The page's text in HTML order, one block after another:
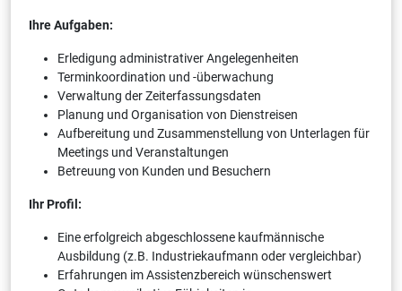
Ihre Aufgaben:
Erledigung administrativer Angelegenheiten
Terminkoordination und -überwachung
Verwaltung der Zeiterfassungsdaten
Planung und Organisation von Dienstreisen
Aufbereitung und Zusammenstellung von Unterlagen für
Meetings und Veranstaltungen
Betreuung von Kunden und Besuchern
Ihr Profil:
Eine erfolgreich abgeschlossene kaufmännische
Ausbildung (z.B. Industriekaufmann oder vergleichbar)
Erfahrungen im Assistenzbereich wünschenswert